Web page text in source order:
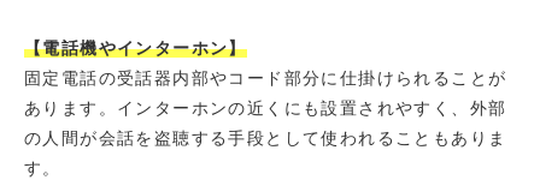
【電話機やインターホン】
固定電話の受話器内部やコード部分に仕掛けられることが
あります。インターホンの近くにも設置されやすく、外部
の人間が会話を盗聴する手段として使われることもありま
す。